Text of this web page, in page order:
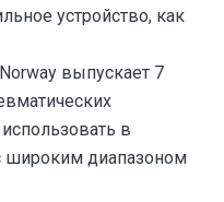
устройство, как
выпускает 7
в
широким диапазоном